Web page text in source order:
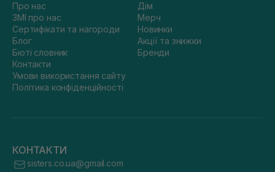
Про нас
ЗМІ про нас
Сертифікати та нагороди
Блог
Бюті словник
Контакти
Умови використання сайту
Політика конфіденційності
Дім
Мерч
Новинки
Акції та знижки
Бренди
КОНТАКТИ
sisters.co.ua@gmail.com